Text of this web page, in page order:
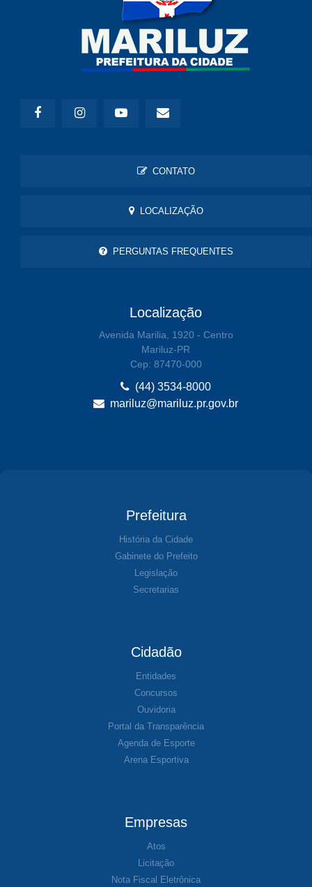
CONTATO
LOCALIZAÇÃO
PERGUNTAS FREQUENTES
Localização
Avenida Marilia, 1920 - Centro
Mariluz-PR
Cep: 87470-000
(44) 3534-8000
mariluz@mariluz.pr.gov.br
Prefeitura
História da Cidade
Gabinete do Prefeito
Legislação
Secretarias
Cidadão
Entidades
Concursos
Ouvidoria
Portal da Transparência
Agenda de Esporte
Arena Esportiva
Empresas
Atos
Licitação
Nota Fiscal Eletrônica